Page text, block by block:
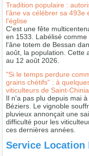
Tradition populaire :
l'âne va célébrer sa 493e
l'église
C'est une fête
en 1533. Labélisé
l'âne totem de Bessan
août, la population. Cette
au 12 août 2026.
"Si le temps perdure
grains chétifs" : à
viticulteurs de Saint-
Il n'a pas plu depuis mai
Béziers. Le vignoble
pluvieux annonçait une
difficulté pour les
ces dernières années.
Service Location